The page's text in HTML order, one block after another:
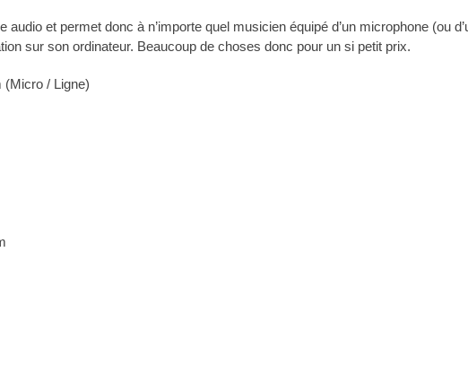
et permet donc à n’importe quel musicien équipé d’un microphone (ou
sur son ordinateur. Beaucoup de choses donc pour un si petit prix.
(Micro / Ligne)